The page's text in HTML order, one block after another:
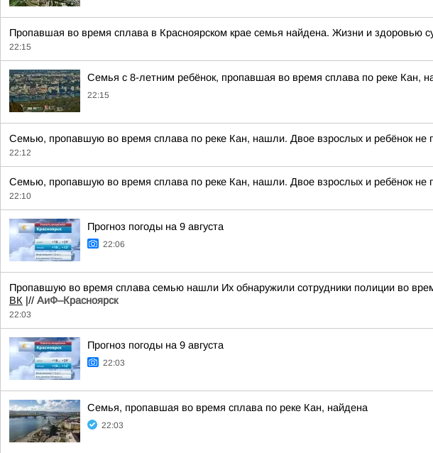
Пропавшая во время сплава в Красноярском крае семья найдена. Жизни и здоровью
22:15
Семья с 8-летним ребёнок, пропавшая во время сплава по реке Кан,
22:15
Семью, пропавшую во время сплава по реке Кан, нашли. Двое взрослых и ребёнок не
22:12
Семью, пропавшую во время сплава по реке Кан, нашли. Двое взрослых и ребёнок не
22:10
Прогноз погоды на 9 августа
22:06
Пропавшую во время сплава семью нашли Их обнаружили сотрудники полиции во
ВК |// АиФ–Красноярск
22:03
Прогноз погоды на 9 августа
22:03
Семья, пропавшая во время сплава по реке Кан, найдена
22:03